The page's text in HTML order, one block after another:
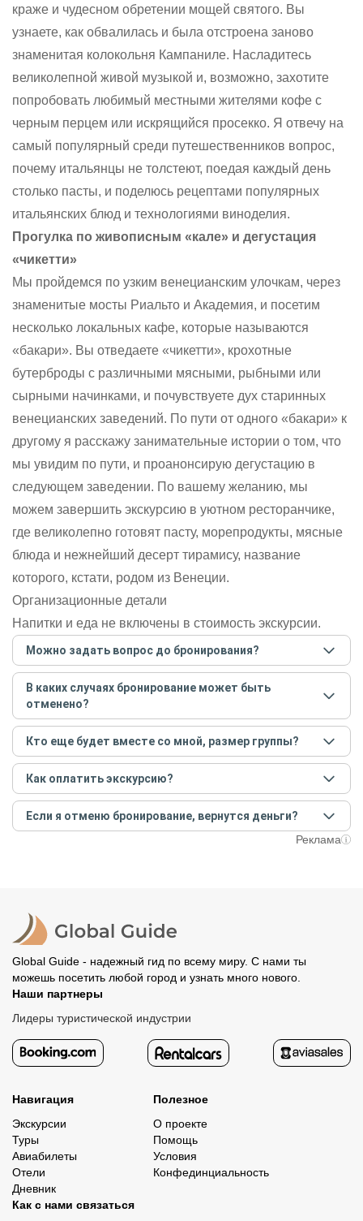
краже и чудесном обретении мощей святого. Вы
узнаете, как обвалилась и была отстроена заново
знаменитая колокольня Кампаниле. Насладитесь
великолепной живой музыкой и, возможно, захотите
попробовать любимый местными жителями кофе с
черным перцем или искрящийся просекко. Я отвечу на
самый популярный среди путешественников вопрос,
почему итальянцы не толстеют, поедая каждый день
столько пасты, и поделюсь рецептами популярных
итальянских блюд и технологиями виноделия.
Прогулка по живописным «кале» и дегустация
«чикетти»
Мы пройдемся по узким венецианским улочкам, через
знаменитые мосты Риальто и Академия, и посетим
несколько локальных кафе, которые называются
«бакари». Вы отведаете «чикетти», крохотные
бутерброды с различными мясными, рыбными или
сырными начинками, и почувствуете дух старинных
венецианских заведений. По пути от одного «бакари» к
другому я расскажу занимательные истории о том, что
мы увидим по пути, и проанонсирую дегустацию в
следующем заведении. По вашему желанию, мы
можем завершить экскурсию в уютном ресторанчике,
где великолепно готовят пасту, морепродукты, мясные
блюда и нежнейший десерт тирамису, название
которого, кстати, родом из Венеции.
Организационные детали
Напитки и еда не включены в стоимость экскурсии.
Можно задать вопрос до бронирования?
Достаточно перейти по ссылке «Задать вопрос» и
написать гиду. Платить при этом не нужно. Сначала
согласуйте с гидом интересующие вас вопросы и после
этого бронируйте экскурсию.Задать вопрос.
В каких случаях бронирование может быть
отменено?
Только в случае неблагоприятных погодных условий,
например, если экскурсия на кораблике, а по прогнозу
погоды аномально-сильный ветер. При этом гид
предупредит вас об отмене, а мы вернем предоплату на
карту. Во всех остальных случаях экскурсия состоится.
Кто еще будет вместе со мной, размер группы?
Если экскурсия индивидуальная, гид проведет встречу
только для вас и вашей компании. Если групповая — на
экскурсии будут другие участники, размер зависит от
условий конкретной экскурсии.
Как оплатить экскурсию?
Создайте заказ на удобную дату и время, и внесите
предоплату как можно скорее, чтобы другие
путешественники не заняли ваше место. После этого
организатору напрямую не требуется.
Если я отменю бронирование, вернутся деньги?
При отмене за 48 часов или раньше мы вернем всюРеклама
Global Guide - надежный гид по всему миру. С нами ты
можешь посетить любой город и узнать много нового.
Наши партнеры
Лидеры туристической индустрии
Навигация
Экскурсии
Туры
Авиабилеты
Отели
Дневник
Полезное
О проекте
Помощь
Условия
Конфединциальность
Как с нами связаться